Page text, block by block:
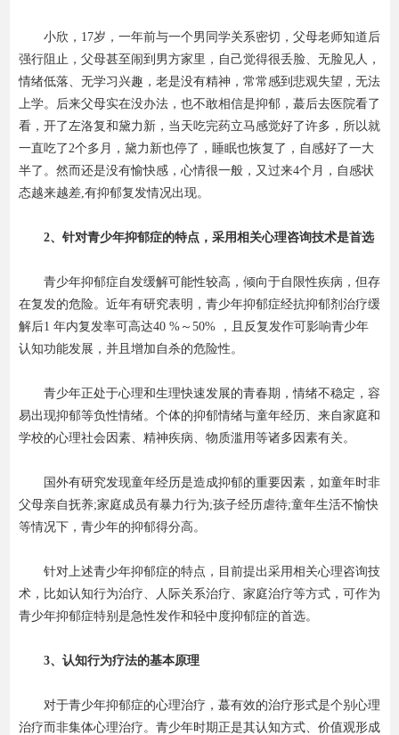
小欣，17岁，一年前与一个男同学关系密切，父母老师知道后
强行阻止，父母甚至闹到男方家里，自己觉得很丢脸、无脸见人，
情绪低落、无学习兴趣，老是没有精神，常常感到悲观失望，无法
上学。后来父母实在没办法，也不敢相信是抑郁，蕞后去医院看了
看，开了左洛复和黛力新，当天吃完药立马感觉好了许多，所以就
一直吃了2个多月，黛力新也停了，睡眠也恢复了，自感好了一大
半了。然而还是没有愉快感，心情很一般，又过来4个月，自感状
态越来越差,有抑郁复发情况出现。
2、针对青少年抑郁症的特点，采用相关心理咨询技术是首选
青少年抑郁症自发缓解可能性较高，倾向于自限性疾病，但存
在复发的危险。近年有研究表明，青少年抑郁症经抗抑郁剂治疗缓
解后1 年内复发率可高达40 %～50% ，且反复发作可影响青少年
认知功能发展，并且增加自杀的危险性。
青少年正处于心理和生理快速发展的青春期，情绪不稳定，容
易出现抑郁等负性情绪。个体的抑郁情绪与童年经历、来自家庭和
学校的心理社会因素、精神疾病、物质滥用等诸多因素有关。
国外有研究发现童年经历是造成抑郁的重要因素，如童年时非
父母亲自抚养;家庭成员有暴力行为;孩子经历虐待;童年生活不愉快
等情况下，青少年的抑郁得分高。
针对上述青少年抑郁症的特点，目前提出采用相关心理咨询技
术，比如认知行为治疗、人际关系治疗、家庭治疗等方式，可作为
青少年抑郁症特别是急性发作和轻中度抑郁症的首选。
3、认知行为疗法的基本原理
对于青少年抑郁症的心理治疗，蕞有效的治疗形式是个别心理
治疗而非集体心理治疗。青少年时期正是其认知方式、价值观形成